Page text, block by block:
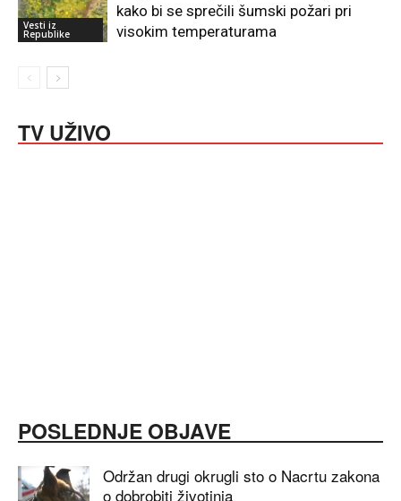
Vesti iz
Republike
kako bi se sprečili šumski požari pri
visokim temperaturama
TV UŽIVO
POSLEDNJE OBJAVE
Održan drugi okrugli sto o Nacrtu zakona
o dobrobiti životinja